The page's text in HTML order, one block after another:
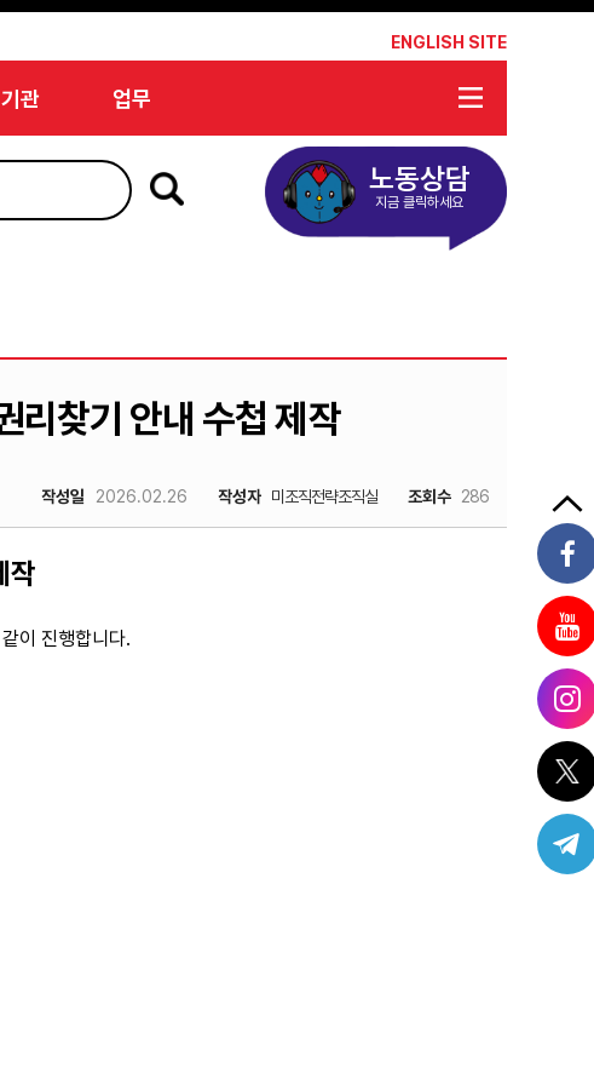
ENGLISH SITE
관 업무
노동상담
지금 클릭하세요
찾기 안내 수첩 제작
작성일 2026.02.26 작성자 미조직전략조직실 조회수 286
작
이 진행합니다.